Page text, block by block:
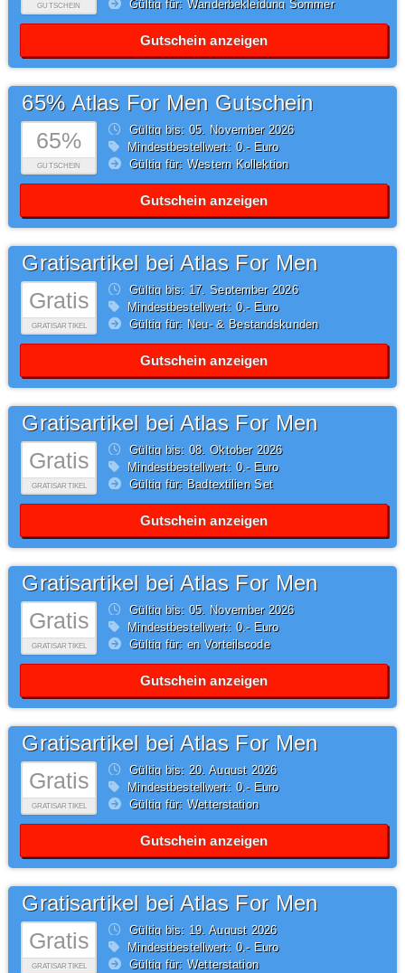
GUTSCHEIN Gültig für: Wanderbekleidung Sommer
Gutschein anzeigen
65%
GUTSCHEIN
65% Atlas For Men Gutschein
Gültig bis: 05. November2026
Mindestbestellwert: 0,- Euro
Gültig für: Western Kollektion
Gutschein anzeigen
Gratis
GRATISARTIKEL
Gratisartikel bei Atlas For Men
Gültig bis: 17.September2026
Mindestbestellwert: 0,- Euro
Gültig für: Neu- & Bestandskunden
Gutschein anzeigen
Gratis
GRATISARTIKEL
Gratisartikel bei Atlas For Men
Gültig bis: 08.Oktober2026
Mindestbestellwert: 0,- Euro
Gültig für: Badtextilien Set
Gutschein anzeigen
Gratis
GRATISARTIKEL
Gratisartikel bei Atlas For Men
Gültig bis: 05. November2026
Mindestbestellwert: 0,- Euro
Gültig für: en Vorteilscode
Gutschein anzeigen
Gratis
GRATISARTIKEL
Gratisartikel bei Atlas For Men
Gültig bis: 20.August2026
Mindestbestellwert: 0,- Euro
Gültig für: Wetterstation
Gutschein anzeigen
Gratis
GRATISARTIKEL
Gratisartikel bei Atlas For Men
Gültig bis: 19.August2026
Mindestbestellwert: 0,- Euro
Gültig für: Wetterstation